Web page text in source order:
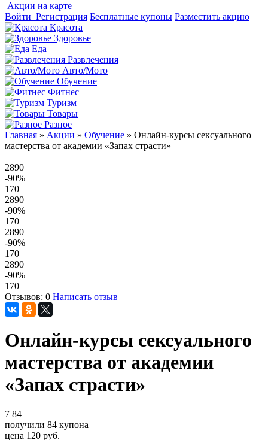
Акции на карте
Войти Регистрация Бесплатные купоны Разместить акцию
Красота
Здоровье
Еда
Развлечения
Авто/Мото
Обучение
Фитнес
Туризм
Товары
Разное
Главная » Акции » Обучение » Онлайн-курсы сексуального
мастерства от академии «Запах страсти»
2890
-90%
170
2890
-90%
170
2890
-90%
170
2890
-90%
170
Отзывов: 0 Написать отзыв
Онлайн-курсы сексуального
мастерства от академии
«Запах страсти»
7 84
получили 84 купона
цена 120 руб.